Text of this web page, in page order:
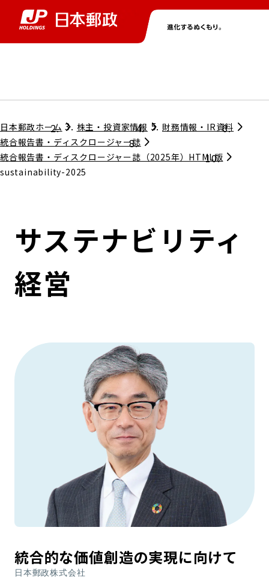
グループ情報トップ
会社情報
ガバナンス
コンダクト向上の取組み
関連事業
株主・投資家情報トップ
経営方針
株式情報
財務情報・IR資料
IRカレンダー
ニューストップ
サステナビリティトップ
取締役兼代表執行役社長メッセージ
サステナビリティマネジメント
持続可能な金融のフレームワーク
社会
採用情報トップ
日本郵政ホーム 株主・投資家情報
財務情報・IR資料
統合報告書・ディスクロージャー誌
統合報告書・ディスクロージャー誌（2025年）HTML版
sustainability-2025
サステナビリティ
経営
統合的な価値創造の実現に向けて
日本郵政株式会社